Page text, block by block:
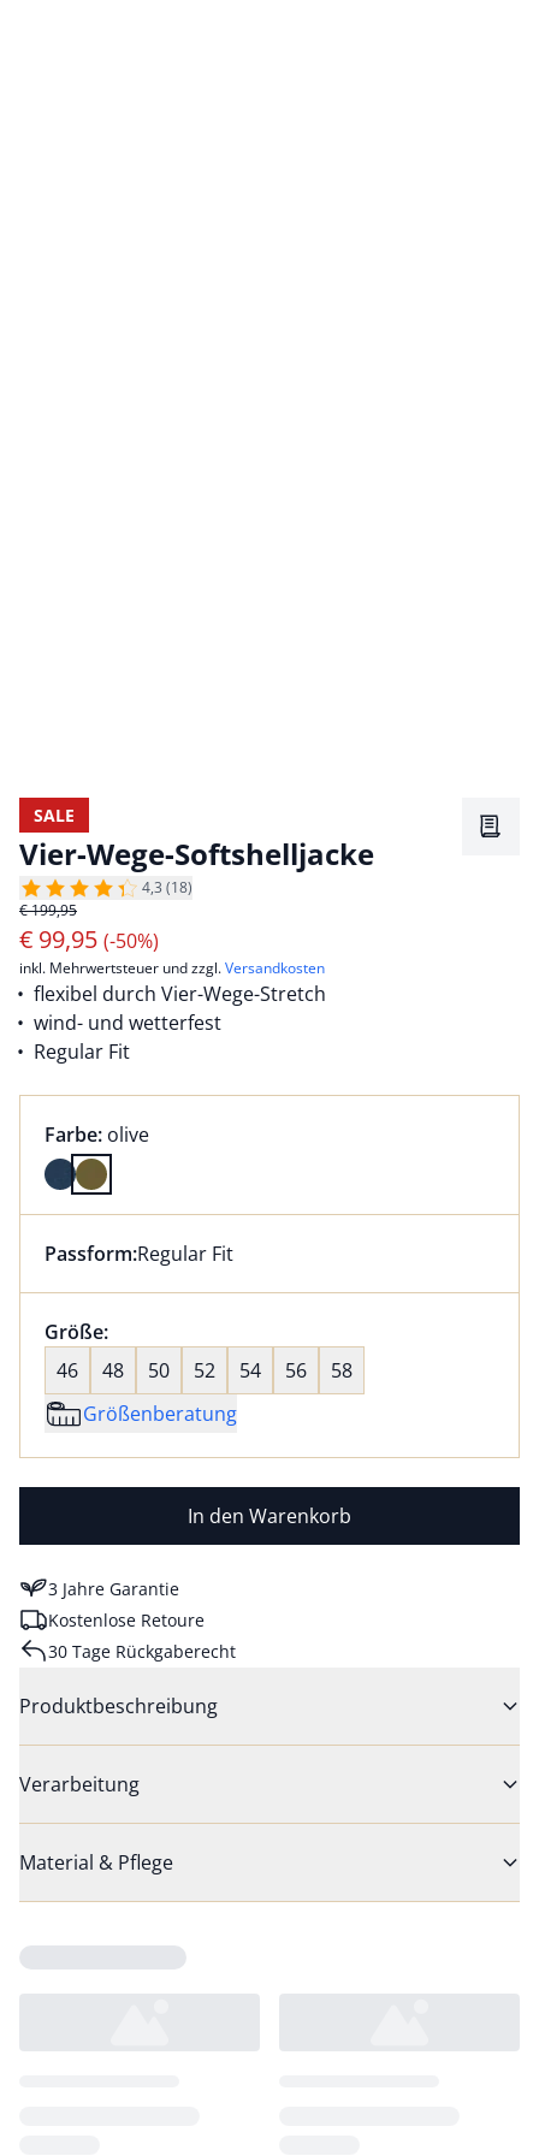
SALE
Vier-Wege-Softshelljacke
4,3 (18)
€ 199,95
€ 99,95 (-50%)
inkl. Mehrwertsteuer und zzgl.Versandkosten
flexibel durch Vier-Wege-Stretch
wind- und wetterfest
Regular Fit
Farbauswahl:
Farbe: aktuell ausgewählt:
olive
Farbe olive ausgewählt
Dieser Artikel hat die Passform Regular Fit. für
Passform:Regular Fit
Größenauswahl:
Größe:nichts ausgewählt
46
48 50 52 54 56
58
Größenberatung
In den Warenkorb
3 Jahre Garantie
Kostenlose Retoure
30 Tage Rückgaberecht
Produktbeschreibung
Verarbeitung
Material & Pflege